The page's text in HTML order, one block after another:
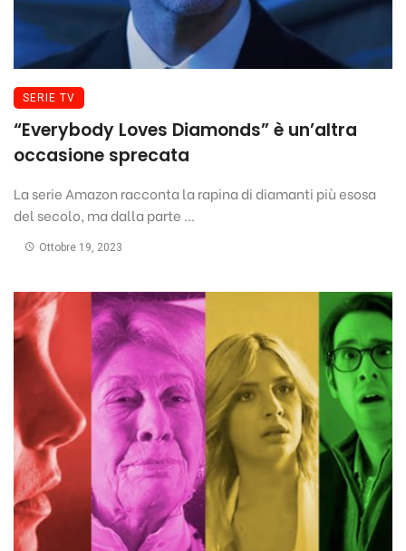
SERIE TV
“Everybody Loves Diamonds” è un’altra
occasione sprecata
La serie Amazon racconta la rapina di diamanti più esosa
del secolo, ma dalla parte ...
Ottobre 19, 2023